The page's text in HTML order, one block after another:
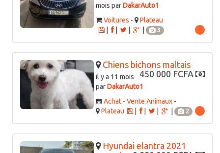
mois parDakarAuto1
Voitures -
Plateau
|
3
Chiens bichons maltais
450 000 FCFA
il y a 11 mois
parDakarAuto1
Achat - Vente Animaux -
Plateau
| 2
Hyundai elantra 2021